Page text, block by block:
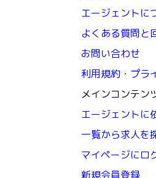
エージェントに
よくある質問と
お問い合わせ
利用規約・プラ
メインコンテン
エージェントに
一覧から求人を
マイページにロ
新規会員登録